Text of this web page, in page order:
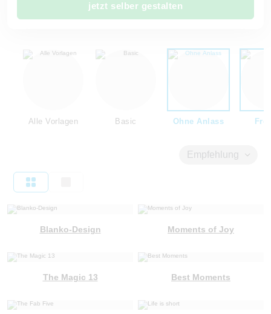
jetzt selber gestalten
Alle Vorlagen Basic Ohne Anlass
Empfehlung
Blanko-Design Moments of Joy
The Magic 13 Best Moments